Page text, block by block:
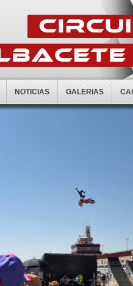
NOTICIAS GALERIAS